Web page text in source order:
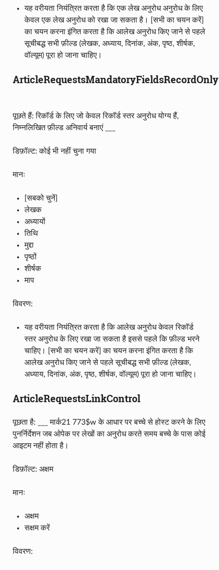
यह वरीयता नियंत्रित करता है कि एक लेख अनुरोध अनुरोध के लिए
केवल एक लेख अनुरोध को रखा जा सकता है। [सभी का चयन करें]
का चयन करना इंगित करता है कि आलेख अनुरोध किए जाने से पहले
सूचीबद्ध सभी फ़ील्ड (लेखक, अध्याय, दिनांक, अंक, पृष्ठ, शीर्षक,
वॉल्यूम) पूरा हो जाना चाहिए।
ArticleRequestsMandatoryFieldsRecordOnly
पूछते हैं: रिकॉर्ड के लिए जो केवल रिकॉर्ड स्तर अनुरोध योग्य हैं,
निम्नलिखित फ़ील्ड अनिवार्य बनाएं ___
डिफ़ॉल्ट: कोई भी नहीं चुना गया
मानः
[सबको चुनें]
लेखक
अध्यायों
तिथि
मुद्दा
पृष्ठों
शीर्षक
माप
विवरण:
यह वरीयता नियंत्रित करता है कि आलेख अनुरोध केवल रिकॉर्ड
स्तर अनुरोध के लिए रखा जा सकता है इससे पहले कि फ़ील्ड भरने
चाहिए। [सभी का चयन करें] का चयन करना इंगित करता है कि
आलेख अनुरोध किए जाने से पहले सूचीबद्ध सभी फ़ील्ड (लेखक,
अध्याय, दिनांक, अंक, पृष्ठ, शीर्षक, वॉल्यूम) पूरा हो जाना चाहिए।
ArticleRequestsLinkControl
पूछता है: ___ मार्क21 773$w के आधार पर बच्चे से होस्ट करने के लिए
पुनर्निर्देशन जब ओपेक पर लेखों का अनुरोध करते समय बच्चे के पास कोई
आइटम नहीं होता है।
डिफ़ॉल्ट: अक्षम
मानः
अक्षम
सक्षम करें
विवरण: